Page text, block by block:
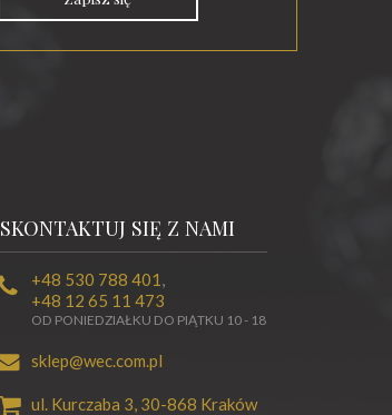
SKONTAKTUJ SIĘ Z NAMI
+48 530 788 401 ,
+48 12 65 11 473
OD PONIEDZIAŁKU DO PIĄTKU 10 - 18
sklep@wec.com.pl
ul. Kurczaba 3, 30-868 Kraków